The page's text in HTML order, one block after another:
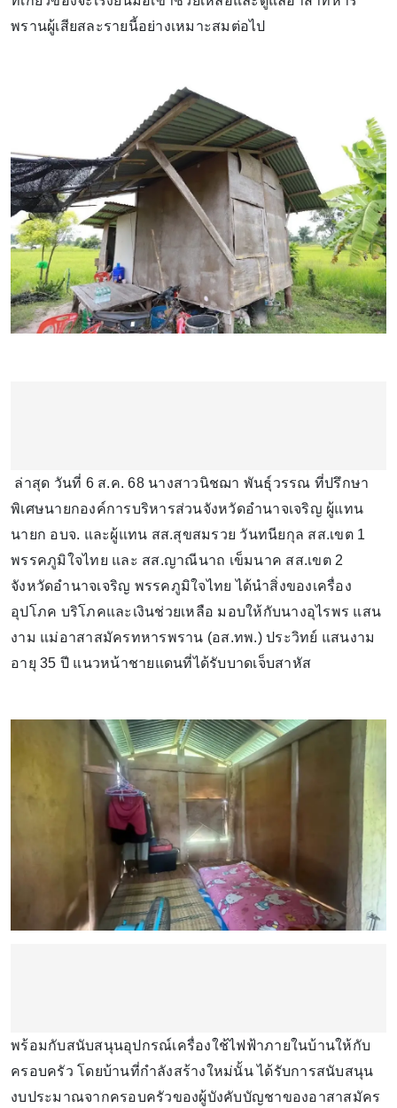
พรานผู้เสียสละรายนี้อย่างเหมาะสมต่อไป
ล่าสุด วันที่ 6 ส.ค. 68 นางสาวนิชฌา พันธุ์วรรณ ที่ปรึกษา
พิเศษนายกองค์การบริหารส่วนจังหวัดอำนาจเจริญ ผู้แทน
นายก อบจ. และผู้แทน สส.สุขสมรวย วันทนียกุล สส.เขต 1
พรรคภูมิใจไทย และ สส.ญาณีนาถ เข็มนาค สส.เขต 2
จังหวัดอำนาจเจริญ พรรคภูมิใจไทย ได้นำสิ่งของเครื่อง
อุปโภค บริโภคและเงินช่วยเหลือ มอบให้กับนางอุไรพร แสน
งาม แม่อาสาสมัครทหารพราน (อส.ทพ.) ประวิทย์ แสนงาม
อายุ 35 ปี แนวหน้าชายแดนที่ได้รับบาดเจ็บสาหัส
พร้อมกับสนับสนุนอุปกรณ์เครื่องใช้ไฟฟ้าภายในบ้านให้กับ
ครอบครัว โดยบ้านที่กำลังสร้างใหม่นั้น ได้รับการสนับสนุน
งบประมาณจากครอบครัวของผู้บังคับบัญชาของอาสาสมัคร